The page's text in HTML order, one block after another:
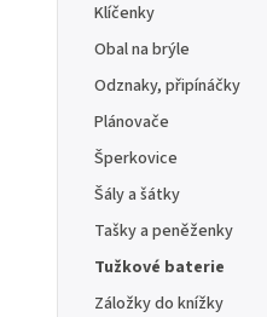
Klíčenky
Obal na brýle
Odznaky, připínáčky
Plánovače
Šperkovice
Šály a šátky
Tašky a peněženky
Tužkové baterie
Záložky do knížky